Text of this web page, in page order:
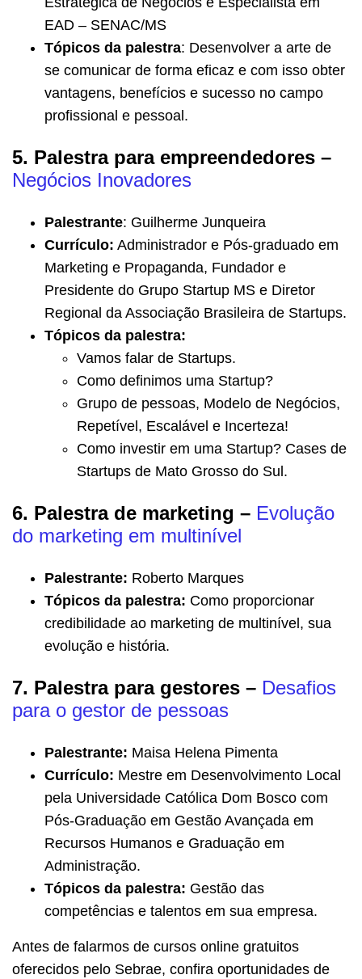
EAD – SENAC/MS
Tópicos da palestra: Desenvolver a arte de
se comunicar de forma eficaz e com isso obter
vantagens, benefícios e sucesso no campo
profissional e pessoal.
5. Palestra para empreendedores –
Negócios Inovadores
Palestrante: Guilherme Junqueira
Currículo: Administrador e Pós-graduado em
Marketing e Propaganda, Fundador e
Presidente do Grupo Startup MS e Diretor
Regional da Associação Brasileira de Startups.
Tópicos da palestra:
Vamos falar de Startups.
Como definimos uma Startup?
Grupo de pessoas, Modelo de Negócios,
Repetível, Escalável e Incerteza!
Como investir em uma Startup? Cases de
Startups de Mato Grosso do Sul.
6. Palestra de marketing – Evolução
do marketing em multinível
Palestrante: Roberto Marques
Tópicos da palestra: Como proporcionar
credibilidade ao marketing de multinível, sua
evolução e história.
7. Palestra para gestores – Desafios
para o gestor de pessoas
Palestrante: Maisa Helena Pimenta
Currículo: Mestre em Desenvolvimento Local
pela Universidade Católica Dom Bosco com
Pós-Graduação em Gestão Avançada em
Recursos Humanos e Graduação em
Administração.
Tópicos da palestra: Gestão das
competências e talentos em sua empresa.
Antes de falarmos de cursos online gratuitos
oferecidos pelo Sebrae, confira oportunidades de